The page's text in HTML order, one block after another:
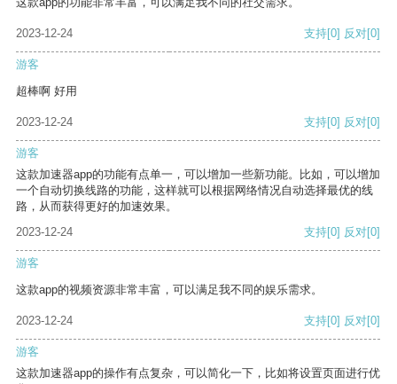
2023-12-24 支持[0] 反对[0]
游客
超棒啊 好用
2023-12-24 支持[0] 反对[0]
游客
这款加速器app的功能有点单一，可以增加一些新功能。比如，可以增加
一个自动切换线路的功能，这样就可以根据网络情况自动选择最优的线
路，从而获得更好的加速效果。
2023-12-24
支持[0] 反对[0]
游客
这款app的视频资源非常丰富，可以满足我不同的娱乐需求。
2023-12-24 支持[0] 反对[0]
游客
这款加速器app的操作有点复杂，可以简化一下，比如将设置页面进行优